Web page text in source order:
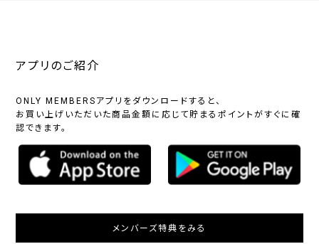
アプリのご紹介
ONLY MEMBERSアプリをダウンロードすると、
お買い上げいただいた商品金額に応じて貯まるポイントがすぐに確
認できます。
メンバーズ特典をみる